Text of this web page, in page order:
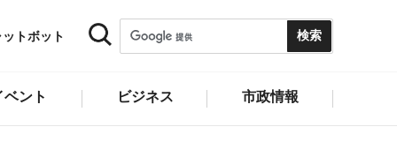
トボット
ント ビジネス 市政情報